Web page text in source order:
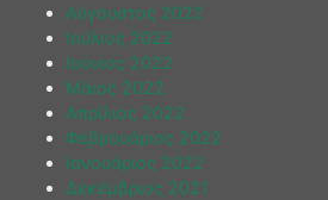
Αύγουστος 2022
Ιούλιος 2022
Ιούνιος 2022
Μάιος 2022
Απρίλιος 2022
Φεβρουάριος 2022
Ιανουάριος 2022
Δεκέμβριος 2021